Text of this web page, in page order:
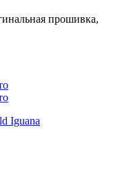
прошивка,
Iguana